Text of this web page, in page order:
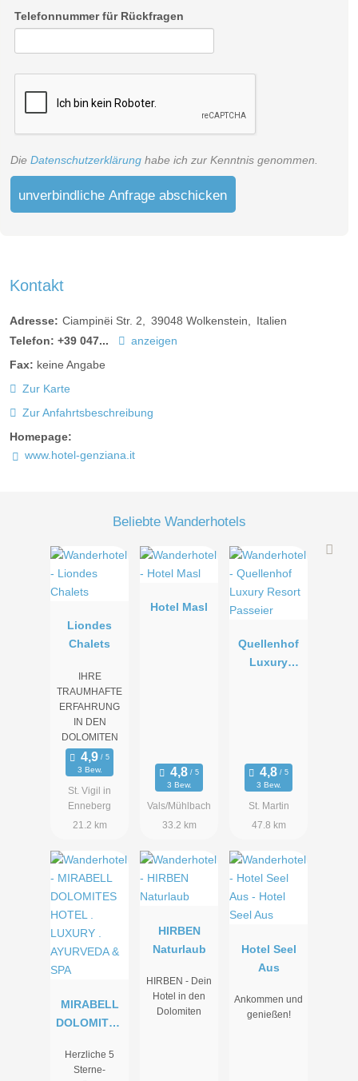
Telefonnummer für Rückfragen
Die Datenschutzerklärung habe ich zur Kenntnis genommen.
unverbindliche Anfrage abschicken
Kontakt
Adresse: Ciampinëi Str. 2 39048 Wolkenstein
Italien
Telefon: +39 047...
anzeigen
Fax: keine Angabe
Zur Karte
Zur Anfahrtsbeschreibung
Homepage:
www.hotel-genziana.it
Beliebte Wanderhotels
Liondes
Chalets
IHRE
TRAUMHAFTE
ERFAHRUNG
IN DEN
DOLOMITEN
3 Bew.
St. Vigil in
Enneberg
21.2 km
Hotel Masl
3 Bew.
Vals/Mühlbach
33.2 km
Quellenhof
Luxury
3 Bew.
St. Martin
47.8 km
MIRABELL
DOLOMITES
LUXURY .
Herzliche 5
Sterne-
HIRBEN
Naturlaub
HIRBEN - Dein
Hotel in den
Dolomiten
Hotel Seel
Aus
Ankommen und
genießen!